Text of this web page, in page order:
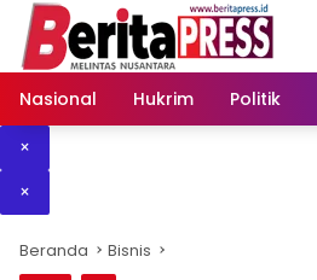
Langsung
konten
Nasional
Hukrim Politik
×
×
Beranda Bisnis